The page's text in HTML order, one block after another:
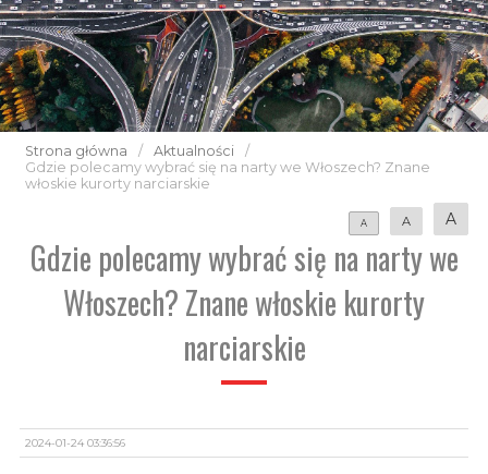
Strona główna / Aktualności
/
Gdzie polecamy wybrać się na narty we Włoszech? Znane
włoskie kurorty narciarskie
A A A
Gdzie polecamy wybrać się na narty we
Włoszech? Znane włoskie kurorty
narciarskie
2024-01-24 03:36:56